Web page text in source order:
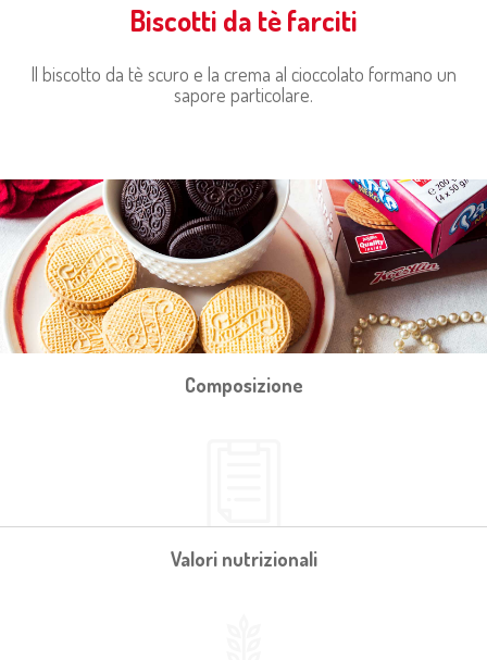
Biscotti da tè farciti
Il biscotto da tè scuro e la crema al cioccolato formano un
sapore particolare.
Composizione
Valori nutrizionali